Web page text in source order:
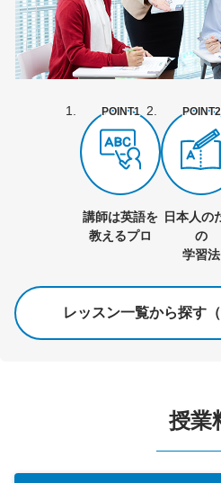
POINT1
講師は英語を
教えるプロ
POINT2
日本人の
の
学習法
レッスン一覧から探す
授業